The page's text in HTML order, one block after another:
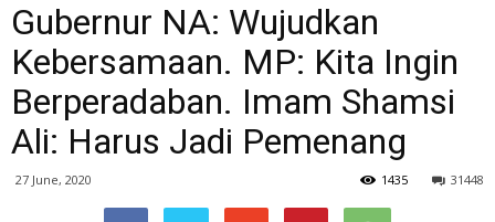
Gubernur NA: Wujudkan
Kebersamaan. MP: Kita Ingin
Berperadaban. Imam Shamsi
Ali: Harus Jadi Pemenang
27 June, 2020 31448
1435